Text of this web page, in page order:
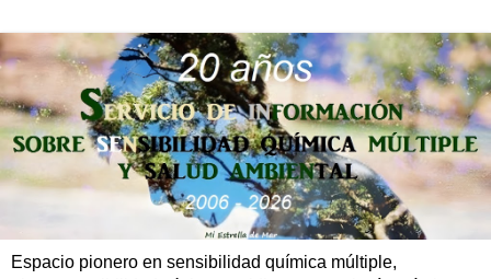
Espacio pionero en sensibilidad química múltiple,